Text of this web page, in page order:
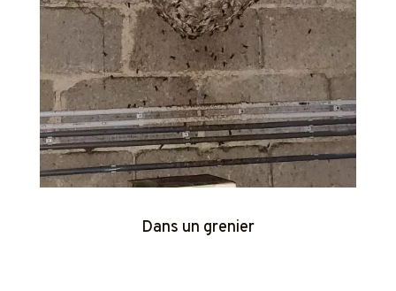
Dans un grenier